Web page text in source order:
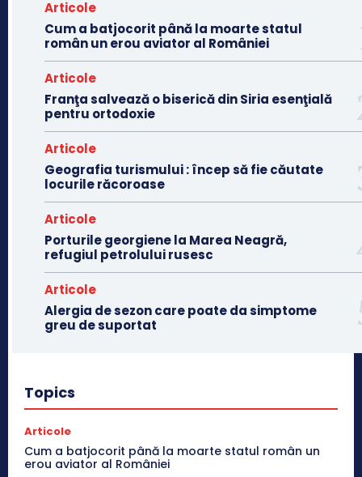
Articole
Cum a batjocorit până la moarte statul
român un erou aviator al României
Articole
Franţa salvează o biserică din Siria esenţială
pentru ortodoxie
Articole
Geografia turismului : încep să fie căutate
locurile răcoroase
Articole
Porturile georgiene la Marea Neagră,
refugiul petrolului rusesc
Articole
Alergia de sezon care poate da simptome
greu de suportat
Topics
Articole
Cum a batjocorit până la moarte statul român un
erou aviator al României